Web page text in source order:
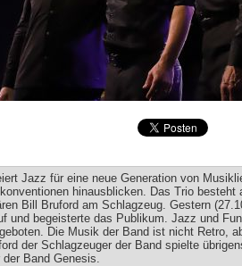
Jazz für eine neue Generation von
hinausblicken. Das Trio besteht
Bill Bruford am Schlagzeug. Gestern
und begeisterte das Publikum. Jazz und
Die Musik der Band ist nicht Retro,
der Schlagzeuger der Band spielte
Band Genesis.